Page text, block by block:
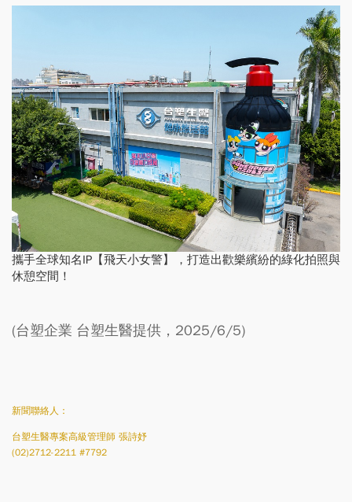
攜手全球知名IP【飛天小女警】，打造出歡樂繽紛的綠化拍照與
休憩空間！
(台塑企業 台塑生醫提供，2025/6/5)
新聞聯絡人：
台塑生醫專案高級管理師 張詩妤
(02)2712-2211 #7792